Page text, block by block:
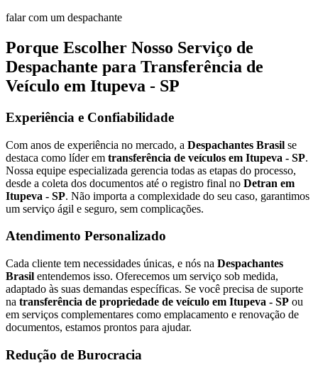
falar com um despachante
Porque Escolher Nosso Serviço de
Despachante para Transferência de
Veículo em Itupeva - SP
Experiência e Confiabilidade
Com anos de experiência no mercado, a Despachantes Brasil se
destaca como líder em transferência de veículos em Itupeva - SP.
Nossa equipe especializada gerencia todas as etapas do processo,
desde a coleta dos documentos até o registro final no Detran em
Itupeva - SP. Não importa a complexidade do seu caso, garantimos
um serviço ágil e seguro, sem complicações.
Atendimento Personalizado
Cada cliente tem necessidades únicas, e nós na Despachantes
Brasil entendemos isso. Oferecemos um serviço sob medida,
adaptado às suas demandas específicas. Se você precisa de suporte
na transferência de propriedade de veículo em Itupeva - SP ou
em serviços complementares como emplacamento e renovação de
documentos, estamos prontos para ajudar.
Redução de Burocracia